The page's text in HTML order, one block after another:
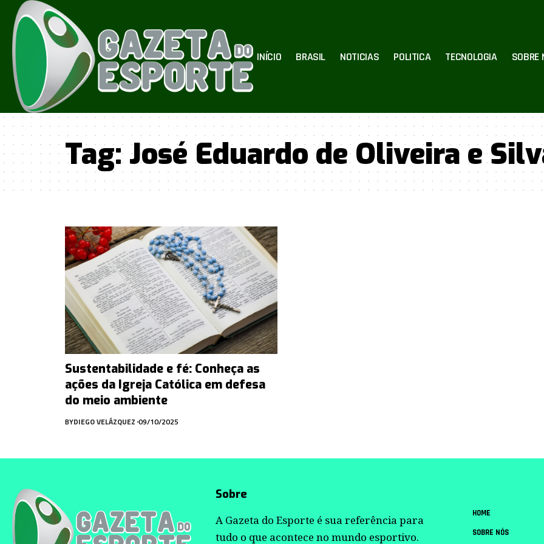
INÍCIO BRASIL NOTICIAS POLITICA TECNOLOGIA SOBRE
Tag:José Eduardo de Oliveira e
Sustentabilidade e fé: Conheça as
ações da Igreja Católica em defesa
do meio ambiente
BYDIEGO VELÁZQUEZ 09/10/2025
Sobre
A Gazeta do Esporte é sua referência para
tudo o que acontece no mundo esportivo.
HOME
SOBRE NÓS